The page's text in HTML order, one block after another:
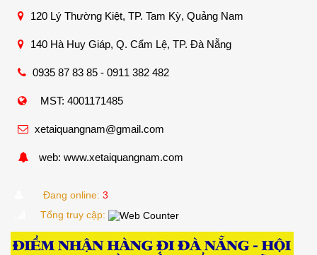
120 Lý Thường Kiệt, TP. Tam Kỳ, Quảng Nam
140 Hà Huy Giáp, Q. Cẩm Lệ, TP. Đà Nẵng
0935 87 83 85 - 0911 382 482
MST: 4001171485
xetaiquangnam@gmail.com
web: www.xetaiquangnam.com
Đang online: 3
Tổng truy cập: